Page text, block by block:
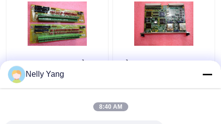
DS200SIOBH1A Bảng
điều khiển General
Electric PLC GE I O
Bảng mạch in General
Nelly Yang
8:40 AM